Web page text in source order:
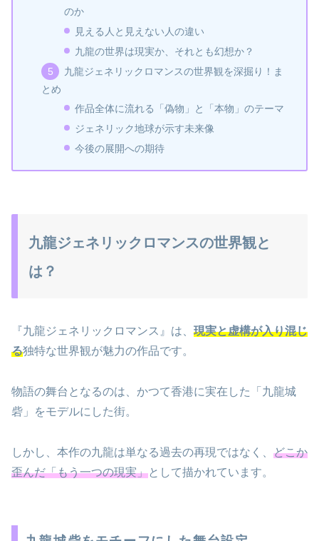
のか
見える人と見えない人の違い
九龍の世界は現実か、それとも幻想か？
九龍ジェネリックロマンスの世界観を深掘り！ま
とめ
作品全体に流れる「偽物」と「本物」のテーマ
ジェネリック地球が示す未来像
今後の展開への期待
九龍ジェネリックロマンスの世界観と
は？
『九龍ジェネリックロマンス』は、 現実と虚構が入り混じ
る独特な世界観が魅力の作品です。
物語の舞台となるのは、かつて香港に実在した「九龍城
砦」をモデルにした街。
しかし、本作の九龍は単なる過去の再現ではなく、 どこか
歪んだ「もう一つの現実」として描かれています。